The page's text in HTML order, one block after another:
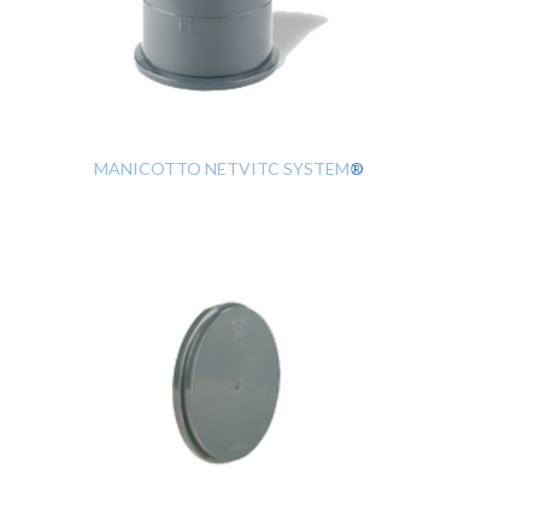
MANICOTTO NETVITC SYSTEM®